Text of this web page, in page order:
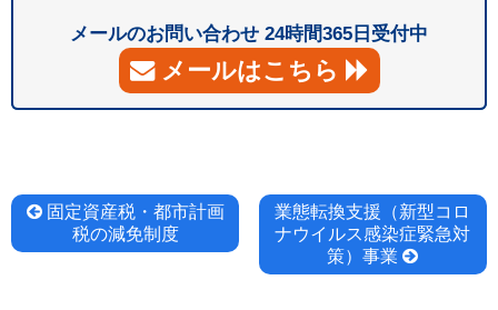
メールのお問い合わせ 24時間365日受付中
メールはこちら
投
稿
固定資産税・都市計画
税の減免制度
業態転換支援（新型コロ
ナウイルス感染症緊急対
策）事業